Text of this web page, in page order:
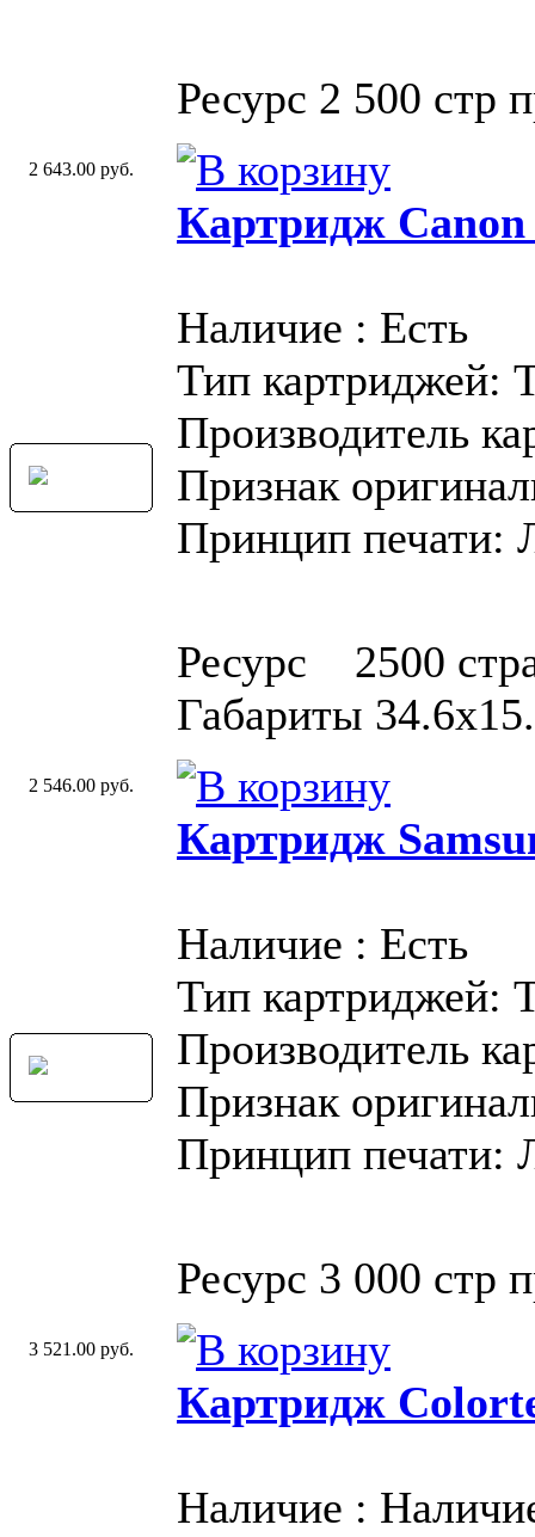
Ресурс 2 500 стр
2 643.00 руб.
Картридж Canon
Наличие : Есть
Тип картриджей:
Производитель
Признак
Принцип печати:
Ресурс 2500
Габариты
2 546.00 руб.
Картридж
Наличие : Есть
Тип картриджей:
Производитель
Признак
Принцип печати:
Ресурс 3 000 стр
3 521.00 руб.
Картридж
Наличие :